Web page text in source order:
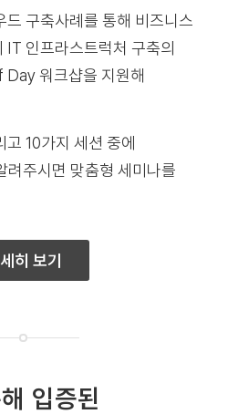
구축사례를 통해 비즈니스
IT 인프라스트럭처 구축의
워크샵을 지원해
10가지 세션 중에
주시면 맞춤형 세미나를
히 보기
입증된